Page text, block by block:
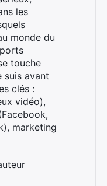
les
monde du
touche
suis avant
clés :
vidéo),
marketing